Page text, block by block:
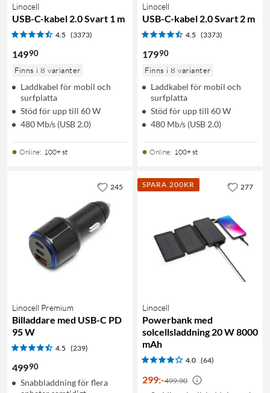
Linocell
USB-C-kabel 2.0 Svart 1 m
4.5 (3373)
14990
Finns i 8 varianter
Laddkabel för mobil och
surfplatta
Stöd för upp till 60 W
480 Mb/s (USB 2.0)
Online: 100+ st
Linocell
USB-C-kabel 2.0 Svart 2 m
4.5 (3373)
17990
Finns i 8 varianter
Laddkabel för mobil och
surfplatta
Stöd för upp till 60 W
480 Mb/s (USB 2.0)
Online: 100+ st
Linocell Premium
Billaddare med USB-C PD
95 W
4.5 (239)
49990
Snabbladdning för flera
245 SPARA 200KR
Linocell
Powerbank med
solcellsladdning 20 W 8000
mAh
4.0 (64)
299:-499:90
277